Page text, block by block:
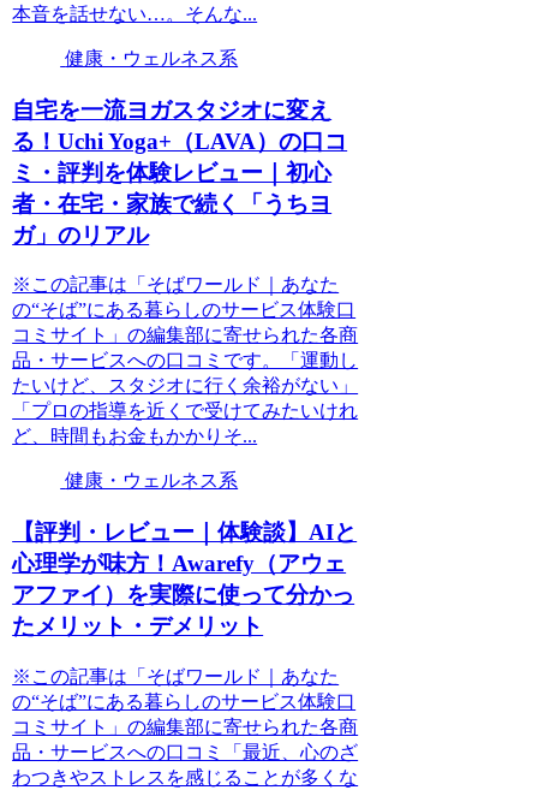
本音を話せない…。そんな...
健康・ウェルネス系
自宅を一流ヨガスタジオに変え
る！Uchi Yoga+（LAVA）の口コ
ミ・評判を体験レビュー｜初心
者・在宅・家族で続く「うちヨ
ガ」のリアル
※この記事は「そばワールド｜あなた
の“そば”にある暮らしのサービス体験口
コミサイト」の編集部に寄せられた各商
品・サービスへの口コミです。「運動し
たいけど、スタジオに行く余裕がない」
「プロの指導を近くで受けてみたいけれ
ど、時間もお金もかかりそ...
健康・ウェルネス系
【評判・レビュー｜体験談】AIと
心理学が味方！Awarefy（アウェ
アファイ）を実際に使って分かっ
たメリット・デメリット
※この記事は「そばワールド｜あなた
の“そば”にある暮らしのサービス体験口
コミサイト」の編集部に寄せられた各商
品・サービスへの口コミ「最近、心のざ
わつきやストレスを感じることが多くな